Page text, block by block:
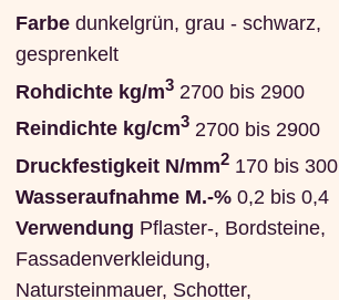
Farbedunkelgrün, grau - schwarz,
gesprenkelt
Rohdichte kg/m32700 bis 2900
Reindichte kg/cm32700 bis 2900
Druckfestigkeit N/mm2170 bis 300
Wasseraufnahme M.-%0,2 bis 0,4
Verwendung Pflaster-, Bordsteine,
Fassadenverkleidung,
Natursteinmauer, Schotter,